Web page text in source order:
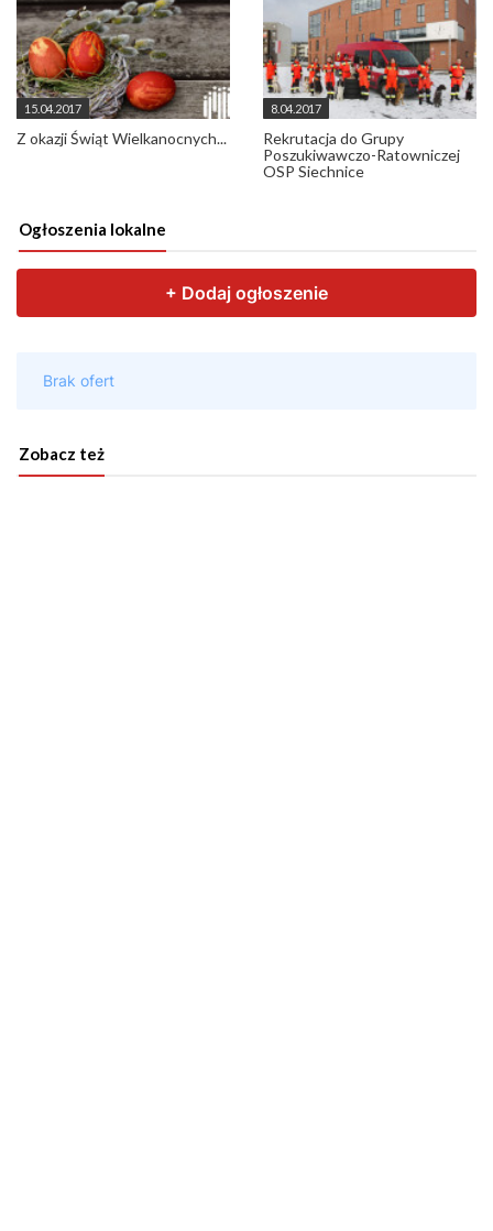
15.04.2017
Z okazji Świąt Wielkanocnych...
8.04.2017
Rekrutacja do Grupy
Poszukiwawczo-Ratowniczej
OSP Siechnice
Ogłoszenia lokalne
Zobacz też